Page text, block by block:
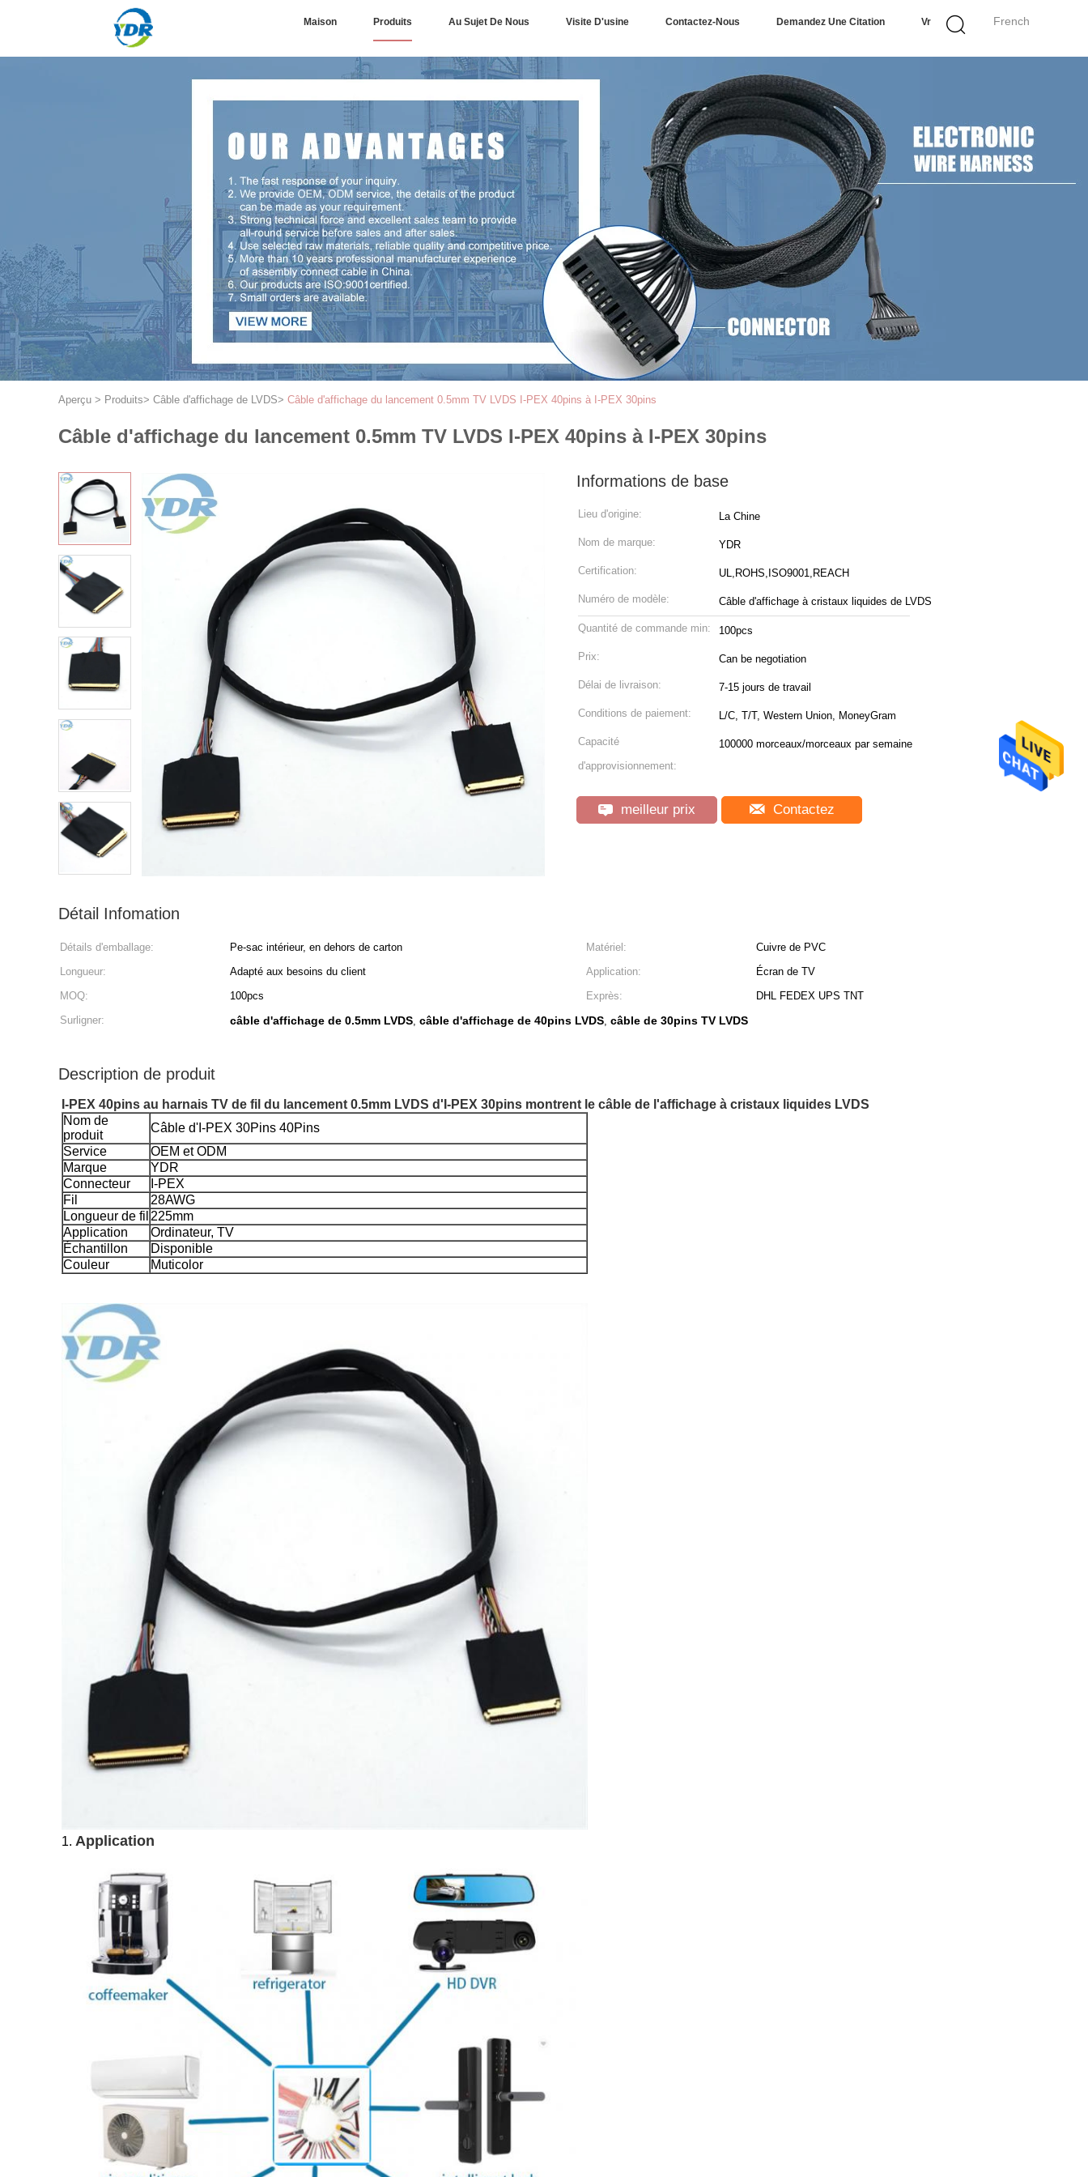
French
Maison Produits Au Sujet De Nous Visite D'usine Contactez-Nous Demandez Une Citation Vr
Aperçu > Produits> Câble d'affichage de LVDS> Câble d'affichage du lancement 0.5mm TV LVDS I-PEX 40pins à I-PEX 30pins
Câble d'affichage du lancement 0.5mm TV LVDS I-PEX 40pins à I-PEX 30pins
Informations de base
Lieu d'origine: La Chine
Nom de marque: YDR
Certification: UL,ROHS,ISO9001,REACH
Numéro de modèle: Câble d'affichage à cristaux liquides de LVDS
Quantité de commande min: 100pcs
Prix: Can be negotiation
Délai de livraison: 7-15 jours de travail
Conditions de paiement: L/C, T/T, Western Union, MoneyGram
Capacité
d'approvisionnement:
100000 morceaux/morceaux par semaine
meilleur prix Contactez
Détail Infomation
Détails d'emballage: Pe-sac intérieur, en dehors de carton Matériel:
Cuivre de PVC
Longueur:
Adapté aux besoins du client Application:
Écran de TV
MOQ:
100pcs Exprès:
DHL FEDEX UPS TNT
Surligner:
câble d'affichage de 0.5mm LVDS, câble d'affichage de 40pins LVDS, câble de 30pins TV LVDS
Description de produit
I-PEX 40pins au harnais TV de fil du lancement 0.5mm LVDS d'I-PEX 30pins montrent le câble de l'affichage à cristaux liquides LVDS
Nom de
produit
Câble d'I-PEX 30Pins 40Pins
Service
OEM et ODM
Marque
YDR
Connecteur
I-PEX
Fil
28AWG
Longueur de fil 225mm
Application
Ordinateur, TV
Échantillon
Disponible
Couleur
Muticolor
1. Application